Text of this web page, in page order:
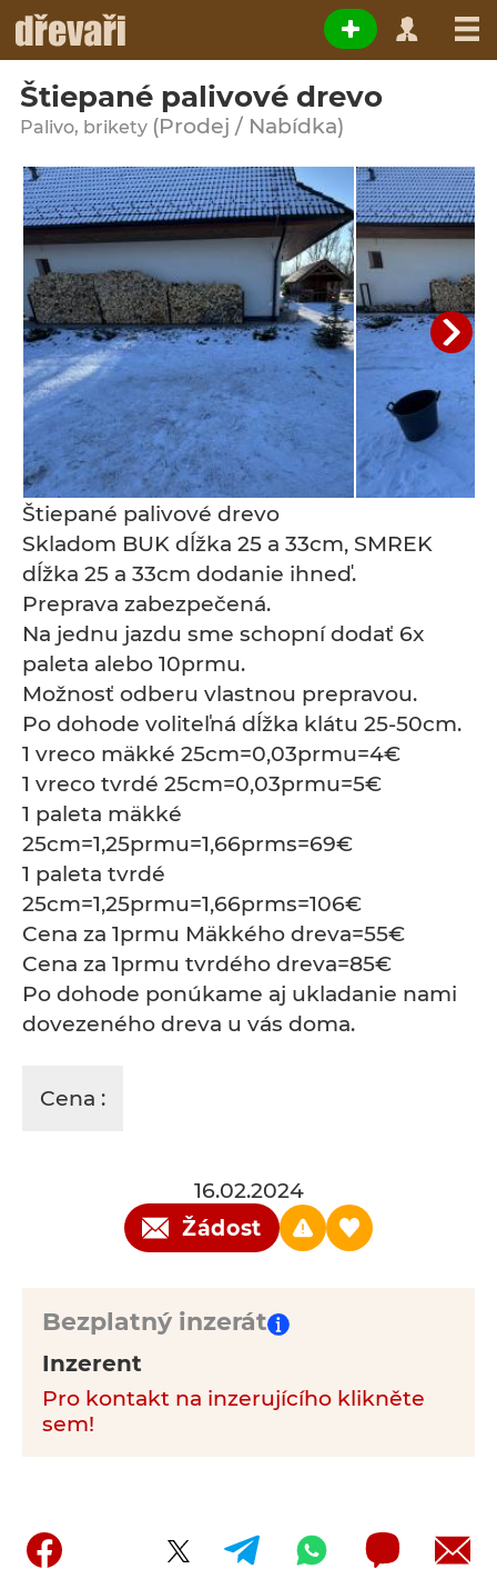
Štiepané palivové drevo
Palivo, brikety (Prodej / Nabídka)
Štiepané palivové drevo
Skladom BUK dĺžka 25 a 33cm, SMREK
dĺžka 25 a 33cm dodanie ihneď.
Preprava zabezpečená.
Na jednu jazdu sme schopní dodať 6x
paleta alebo 10prmu.
Možnosť odberu vlastnou prepravou.
Po dohode voliteľná dĺžka klátu 25-50cm.
1 vreco mäkké 25cm=0,03prmu=4€
1 vreco tvrdé 25cm=0,03prmu=5€
1 paleta mäkké
25cm=1,25prmu=1,66prms=69€
1 paleta tvrdé
25cm=1,25prmu=1,66prms=106€
Cena za 1prmu Mäkkého dreva=55€
Cena za 1prmu tvrdého dreva=85€
Po dohode ponúkame aj ukladanie nami
dovezeného dreva u vás doma.
Cena :
16.02.2024
Žádost
Bezplatný inzerát
Inzerent
Pro kontakt na inzerujícího klikněte
sem!